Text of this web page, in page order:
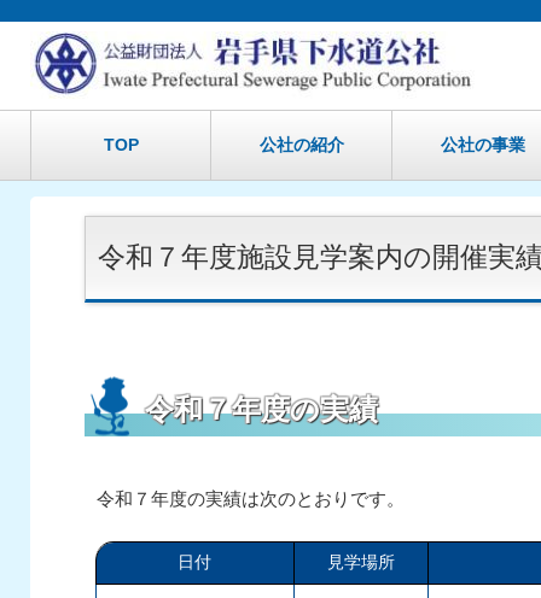
TOP 公社の紹介 公社の事業
令和７年度施設見学案内の開催実
令和７年度の実績
令和７年度の実績は次のとおりです。
日付 見学場所